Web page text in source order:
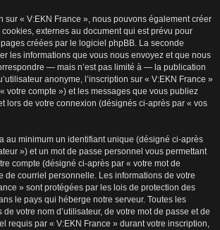
sur « V:EKN France », nous pouvons également créer
externes au document qui est prévu pour
créées par le logiciel phpBB. La seconde
les informations que vous nous envoyez et que nous
— mais n’est pas limité à — la publication
anonyme, l’inscription sur « V:EKN France »
votre compte ») et les messages que vous publiez
lors de votre connexion (désignés ci-après par « vos
au minimum un identifiant unique (désigné ci-après
») et un mot de passe personnel vous permettant
compte (désigné ci-après par « votre mot de
de courriel personnelle. Les informations de votre
» sont protégées par les lois de protection des
le pays qui héberge notre serveur. Toutes les
votre nom d’utilisateur, de votre mot de passe et de
requis par « V:EKN France » durant votre inscription,